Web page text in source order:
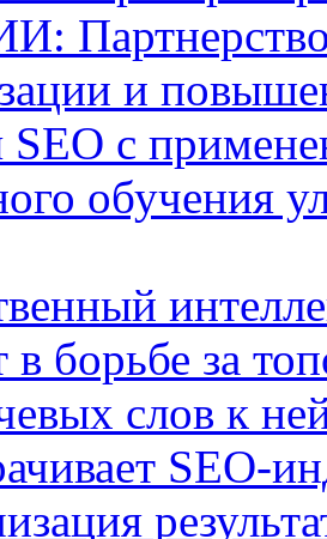
и
с
обучения
в борьбе за
слов к
SEO-